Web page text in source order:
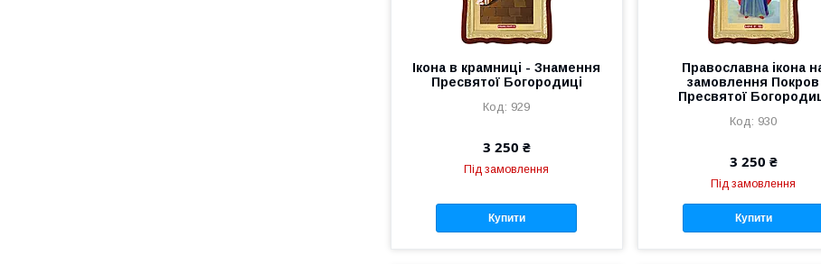
Ікона в крамниці - Знамення
Пресвятої Богородиці
929
3 250 ₴
Під замовлення
Купити
Православна ікона
замовлення Покров
Пресвятої
930
3 250 ₴
Під замовлення
Купити